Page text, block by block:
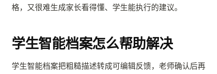
格，又很难生成家长看得懂、学生能执行的建议。
学生智能档案怎么帮助解决
学生智能档案把粗糙描述转成可编辑反馈，老师确认后再